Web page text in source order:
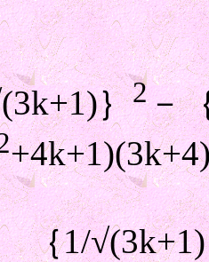
｝2－
1/√(3k+1)